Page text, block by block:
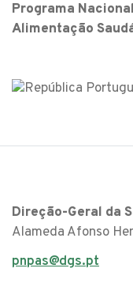
Programa
Alimentação
Direção-Geral da
Alameda Afonso
pnpas@dgs.pt